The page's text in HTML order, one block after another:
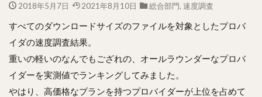
2018年5月7日 2021年8月10日 総合部門, 速度調査
すべてのダウンロードサイズのファイルを対象としたプロバ
イダの速度調査結果。
重いの軽いのなんでもござれの、オールラウンダーなプロバ
イダーを実測値でランキングしてみました。
やはり、高価格なプランを持つプロバイダーが上位を占めて